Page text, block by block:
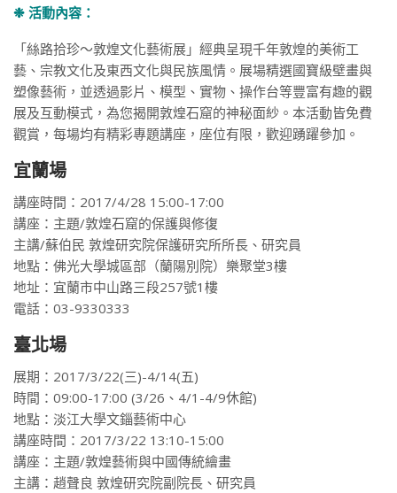
❉ 活動內容：
「絲路拾珍～敦煌文化藝術展」經典呈現千年敦煌的美術工
藝、宗教文化及東西文化與民族風情。展場精選國寶級壁畫與
塑像藝術，並透過影片、模型、實物、操作台等豐富有趣的觀
展及互動模式，為您揭開敦煌石窟的神秘面紗。本活動皆免費
觀賞，每場均有精彩專題講座，座位有限，歡迎踴躍參加。
宜蘭場
講座時間：2017/4/28 15:00-17:00
講座：主題/敦煌石窟的保護與修復
主講/蘇伯民 敦煌研究院保護研究所所長、研究員
地點：佛光大學城區部（蘭陽別院）樂聚堂3樓
地址：宜蘭市中山路三段257號1樓
電話：03-9330333
臺北場
展期：2017/3/22(三)-4/14(五)
時間：09:00-17:00 (3/26、4/1-4/9休館)
地點：淡江大學文錙藝術中心
講座時間：2017/3/22 13:10-15:00
講座：主題/敦煌藝術與中國傳統繪畫
主講：趙聲良 敦煌研究院副院長、研究員